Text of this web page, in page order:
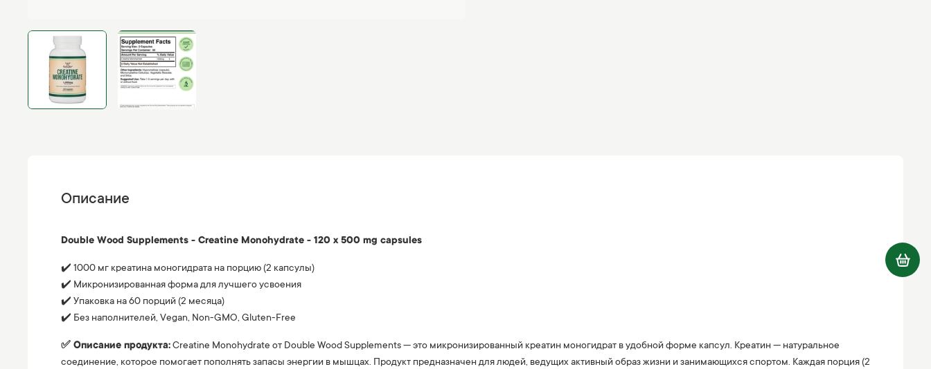
Описание
Double Wood Supplements - Creatine Monohydrate - 120 x 500 mg capsules
✔️ 1000 мг креатина моногидрата на порцию (2 капсулы)
✔️ Микронизированная форма для лучшего усвоения
✔️ Упаковка на 60 порций (2 месяца)
✔️ Без наполнителей, Vegan, Non-GMO, Gluten-Free
✅ Описание продукта:Creatine Monohydrate от Double Wood Supplements — это микронизированный креатин моногидрат в удобной форме капсул. Креатин — натуральное
соединение, которое помогает пополнять запасы энергии в мышцах. Продукт предназначен для людей, ведущих активный образ жизни и занимающихся спортом. Каждая порция (2